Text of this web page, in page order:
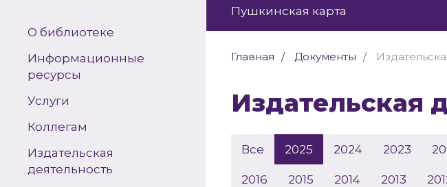
О библиотеке
Информационные
ресурсы
Услуги
Коллегам
Издательская
деятельность
Пушкинская карта
Главная Документы
Издательская
Все 2025 2024 2023
2016 2015 2014 2013